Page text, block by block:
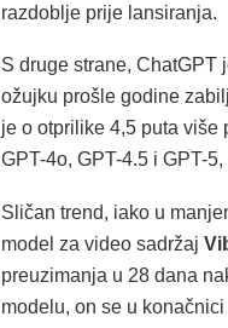
razdoblje prije lansiranja.
S druge strane, ChatGPT
ožujku prošle godine
je o otprilike 4,5 puta
GPT-4o, GPT-4.5 i GPT-
Sličan trend, iako u
model za video sadržaj
preuzimanja u 28 dana
modelu, on se u